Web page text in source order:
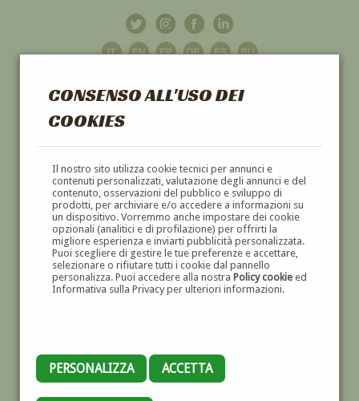
CONSENSO ALL'USO DEI
COOKIES
Il nostro sito utilizza cookie tecnici per annunci e
contenuti personalizzati, valutazione degli annunci e del
contenuto, osservazioni del pubblico e sviluppo di
prodotti, per archiviare e/o accedere a informazioni su
un dispositivo. Vorremmo anche impostare dei cookie
opzionali (analitici e di profilazione) per offrirti la
migliore esperienza e inviarti pubblicità personalizzata.
Puoi scegliere di gestire le tue preferenze e accettare,
selezionare o rifiutare tutti i cookie dal pannello
personalizza. Puoi accedere alla nostra Policy cookieed
Informativa sulla Privacy per ulteriori informazioni.
PERSONALIZZA ACCETTA
GALLERIAD'ARTE
DIPINTI E SCULTURE '800 E '900